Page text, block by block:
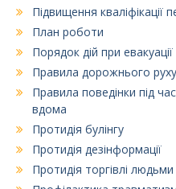
Підвищення кваліфікації
План роботи
Порядок дій при
Правила дорожнього руху
Правила поведінки під
вдома
Протидія булінгу
Протидія дезінформації
Протидія торгівлі людьми